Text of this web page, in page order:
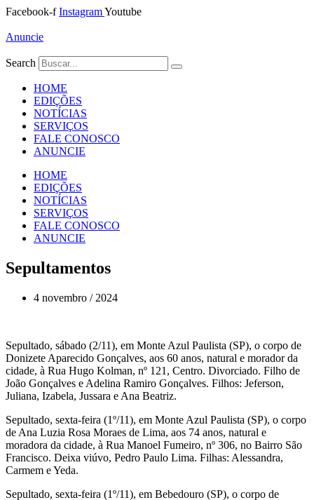
Ir
o
Facebook-f InstagramYoutube
Anuncie
Search
HOME
EDIÇÕES
NOTÍCIAS
SERVIÇOS
FALE CONOSCO
ANUNCIE
HOME
EDIÇÕES
NOTÍCIAS
SERVIÇOS
FALE CONOSCO
ANUNCIE
Sepultamentos
4 novembro / 2024
Sepultado, sábado (2/11), em Monte Azul Paulista (SP), o corpo de
Donizete Aparecido Gonçalves, aos 60 anos, natural e morador da
cidade, à Rua Hugo Kolman, nº 121, Centro. Divorciado. Filho de
João Gonçalves e Adelina Ramiro Gonçalves. Filhos: Jeferson,
Juliana, Izabela, Jussara e Ana Beatriz.
Sepultado, sexta-feira (1º/11), em Monte Azul Paulista (SP), o corpo
de Ana Luzia Rosa Moraes de Lima, aos 74 anos, natural e
moradora da cidade, à Rua Manoel Fumeiro, nº 306, no Bairro São
Francisco. Deixa viúvo, Pedro Paulo Lima. Filhas: Alessandra,
Carmem e Yeda.
Sepultado, sexta-feira (1º/11), em Bebedouro (SP), o corpo de